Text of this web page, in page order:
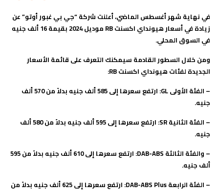
في نهاية شهر أغسطس الماضي، أعلنت شركة “جي بي غبور أوتو” عن
زيادة في أسعار هيونداي اكسنت RB موديل 2024 بقيمة 16 ألف جنيه
في السوق المحلي.
ومن خلال السطور القادمة سيمكنك التعرف على قائمة الأسعار
الجديدة لفئات هيونداي اكسنت RB:
– الفئة الأولى GL: ارتفع سعرها إلى 585 ألف جنيه بدلاً من 570 ألف
جنيه.
– الفئة الثانية SR: ارتفع سعرها إلى 595 ألف جنيه بدلاً من 580 ألف
جنيه.
– والفئة الثالثة DAB-ABS: ارتفع سعرها إلى 610 ألف جنيه بدلاً من 595
ألف جنيه.
– الفئة الرابعة DAB-ABS Plus: ارتفع سعرها إلى 625 ألف جنيه بدلاً من